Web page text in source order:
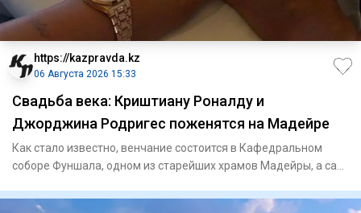
https://kazpravda.kz
06 Августа 2026 15:33
Свадьба века: Криштиану Роналду и
Джорджина Родригес поженятся на Мадейре
Как стало известно, венчание состоится в Кафедральном
соборе Фуншала, одном из старейших храмов Мадейры, а сам